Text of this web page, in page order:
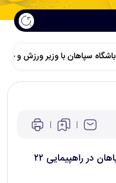
سپاهان با وزیر ورزش و
حضور متفاوت خانواده باشگاه سپاهان در راهپیمایی ۲۲